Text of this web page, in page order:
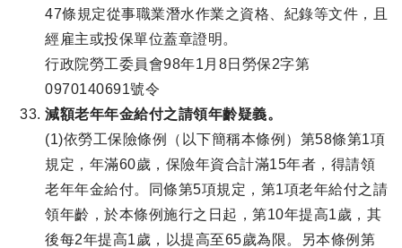
47條規定從事職業潛水作業之資格、紀錄等文件，且
經雇主或投保單位蓋章證明。
行政院勞工委員會98年1月8日勞保2字第
0970140691號令
減額老年年金給付之請領年齡疑義。
(1)依勞工保險條例（以下簡稱本條例）第58條第1項
規定，年滿60歲，保險年資合計滿15年者，得請領
老年年金給付。同條第5項規定，第1項老年給付之請
領年齡，於本條例施行之日起，第10年提高1歲，其
後每2年提高1歲，以提高至65歲為限。另本條例第